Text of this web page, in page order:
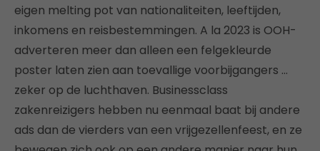
eigen melting pot van nationaliteiten, leeftijden,
inkomens en reisbestemmingen. A la 2023 is OOH-
adverteren meer dan alleen een felgekleurde
poster laten zien aan toevallige voorbijgangers …
zeker op de luchthaven. Businessclass
zakenreizigers hebben nu eenmaal baat bij andere
ads dan de vierders van een vrijgezellenfeest, en ze